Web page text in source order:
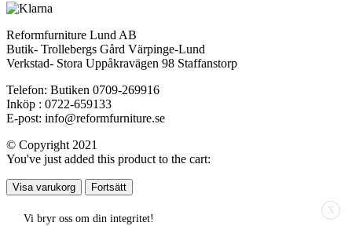
Reformfurniture Lund AB
Butik- Trollebergs Gård Värpinge-Lund
Verkstad- Stora Uppåkravägen 98 Staffanstorp
Telefon: Butiken 0709-269916
Inköp : 0722-659133
E-post: info@reformfurniture.se
© Copyright 2021
You've just added this product to the cart:
Visa varukorg Fortsätt
X
Vi bryr oss om din integritet!